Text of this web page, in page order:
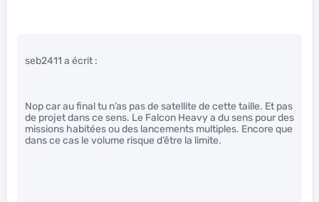
seb2411 a écrit :
Nop car au final tu n’as pas de satellite de cette taille. Et pas
de projet dans ce sens. Le Falcon Heavy a du sens pour des
missions habitées ou des lancements multiples. Encore que
dans ce cas le volume risque d’être la limite.